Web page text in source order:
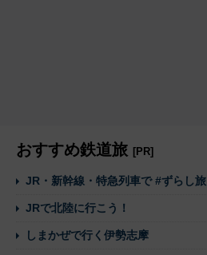
おすすめ鉄道旅 [PR]
JR・新幹線・特急列車で #ずらし旅
JRで北陸に行こう！
しまかぜで行く伊勢志摩